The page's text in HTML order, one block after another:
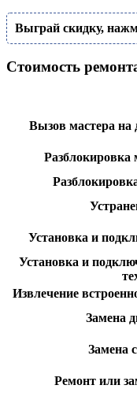
Выграй скидку,
Стоимость
Вызов мастера на
Разблокировка
Установка и
Установка и
Извлечение
Замена
Замена
Ремонт или